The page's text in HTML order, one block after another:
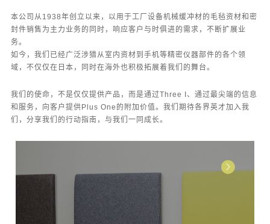
本公司从1938年创立以来，以用于工厂设备机械缓冲材的毛毡资材和密
封件销售为主力业务的同时，响应客户与时俱进的需求，不断扩展业
务。
如今，我们已经广泛涉猎从室内资材到手机等精密仪器部件的各个领
域，不仅仅在日本，同时在海外也积极拓展着我们的舞台。
我们的使命，不是仅仅提供产品，而是通过Three I、通过最尖端的信息
和服务，向客户提供Plus One的附加价值。我们期待各界英才加入我
们，分享我们的行动指南，与我们一同成长。